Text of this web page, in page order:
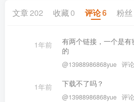
文章202 收藏 0 评论6 粉丝
1年前
有两个链接，一个是
的
@13988986868yue 评
1年前 下载不了吗？
@13988986868yue 评